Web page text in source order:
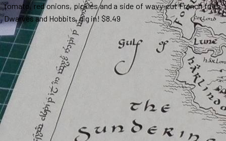
tomato, red onions, pickles and a side of wavy-cut French fries.
Dwarves and Hobbits, dig in! $8.49